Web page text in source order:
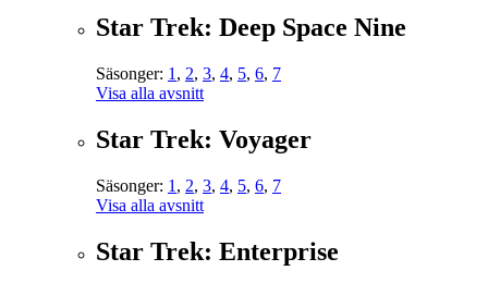
Star Trek: Deep Space Nine
Säsonger: 1 , 2, 3, 4, 5, 6, 7
Visa alla avsnitt
Star Trek: Voyager
Säsonger: 1 , 2, 3, 4, 5, 6, 7
Visa alla avsnitt
Star Trek: Enterprise